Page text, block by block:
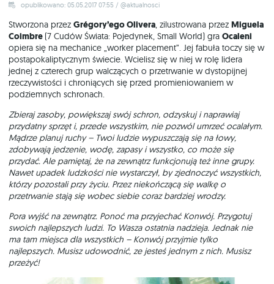
opublikowano: 05.05.2017 07:55 / @aktualnosci
Stworzona przez Grégory’ego Olivera, zilustrowana przez Miguela
Coimbre (7 Cudów Świata: Pojedynek, Small World) gra Ocaleni
opiera się na mechanice „worker placement”. Jej fabuła toczy się w
postapokaliptycznym świecie. Wcielisz się w niej w rolę lidera
jednej z czterech grup walczących o przetrwanie w dystopijnej
rzeczywistości i chroniących się przed promieniowaniem w
podziemnych schronach.
Zbieraj zasoby, powiększaj swój schron, odzyskuj i naprawiaj
przydatny sprzęt i, przede wszystkim, nie pozwól umrzeć ocalałym.
Mądrze planuj ruchy – Twoi ludzie wypuszczają się na łowy,
zdobywają jedzenie, wodę, zapasy i wszystko, co może się
przydać. Ale pamiętaj, że na zewnątrz funkcjonują też inne grupy.
Nawet upadek ludzkości nie wystarczył, by zjednoczyć wszystkich,
którzy pozostali przy życiu. Przez niekończącą się walkę o
przetrwanie stają się wobec siebie coraz bardziej wrodzy.
Pora wyjść na zewnątrz. Ponoć ma przyjechać Konwój. Przygotuj
swoich najlepszych ludzi. To Wasza ostatnia nadzieja. Jednak nie
ma tam miejsca dla wszystkich – Konwój przyjmie tylko
najlepszych. Musisz udowodnić, ze jesteś jednym z nich. Musisz
przeżyć!